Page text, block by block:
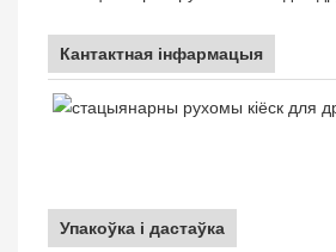
Кантактная інфармацыя
Упакоўка і дастаўка